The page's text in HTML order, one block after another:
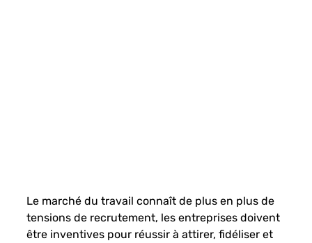
Le marché du travail connaît de plus en plus de
tensions de recrutement, les entreprises doivent
être inventives pour réussir à attirer, fidéliser et